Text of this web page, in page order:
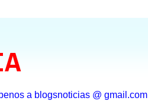
a blogsnoticias @ gmail.com